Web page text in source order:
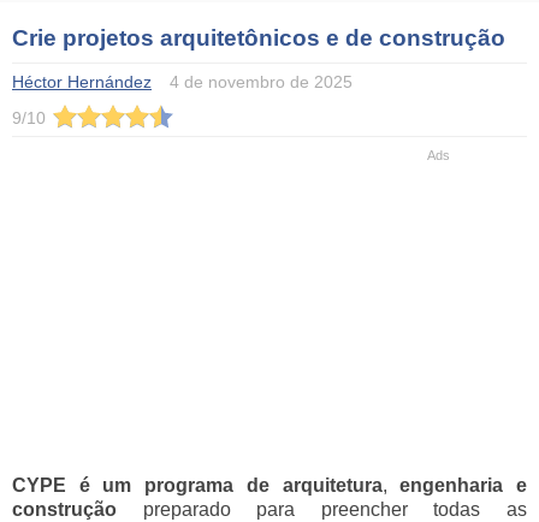
Crie projetos arquitetônicos e de construção
Héctor Hernández
4 de novembro de 2025
9/10
CYPE é um programa de arquitetura, engenharia e
construção preparado para preencher todas as